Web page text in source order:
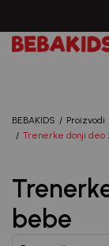
BEBAKIDS Proizvodi
Trenerke donji deo
bebe